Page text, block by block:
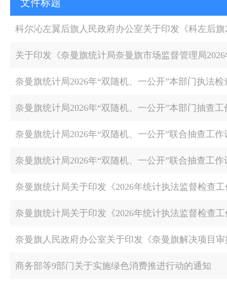
文件标题
奈曼旗统计局2026年“双随机、一公开”本部门执法
奈曼旗统计局2026年“双随机、一公开”本部门抽查工
奈曼旗统计局2026年“双随机、一公开”联合抽查工作
奈曼旗统计局2026年“双随机、一公开”联合抽查工作
奈曼旗统计局关于印发《2026年统计执法监督检查
奈曼旗统计局关于印发《2026年统计执法监督检查
奈曼旗人民政府办公室关于印发《奈曼旗解决项目
商务部等9部门关于实施绿色消费推进行动的通知